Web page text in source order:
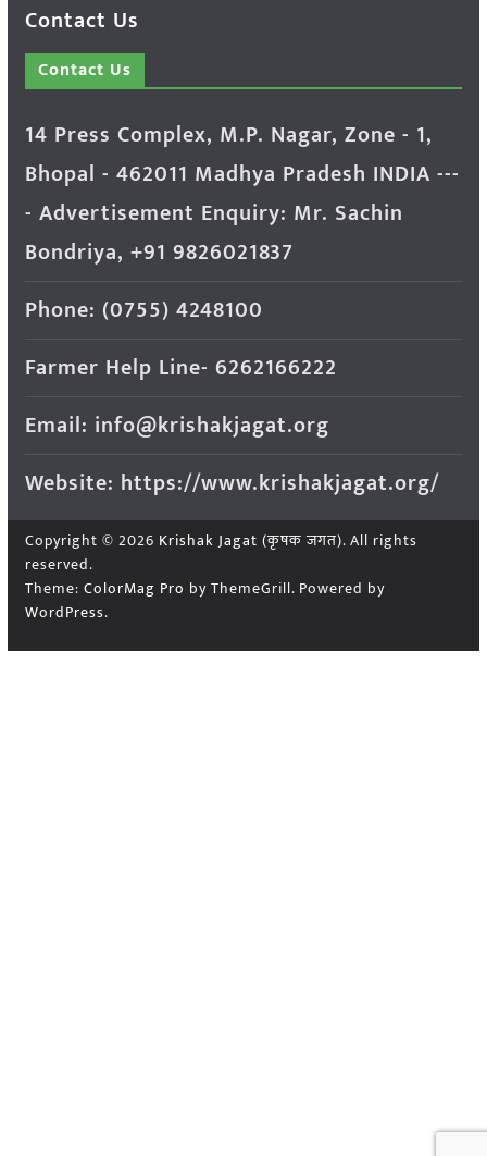
Contact Us
Contact Us
14 Press Complex, M.P. Nagar, Zone - 1,
Bhopal - 462011 Madhya Pradesh INDIA ---
- Advertisement Enquiry: Mr. Sachin
Bondriya, +91 9826021837
Phone: (0755) 4248100
Farmer Help Line- 6262166222
Email: info@krishakjagat.org
Website: https://www.krishakjagat.org/
Copyright © 2026 Krishak Jagat (कृषक जगत). All rights
reserved.
Theme: ColorMag Pro by ThemeGrill. Powered by
WordPress.